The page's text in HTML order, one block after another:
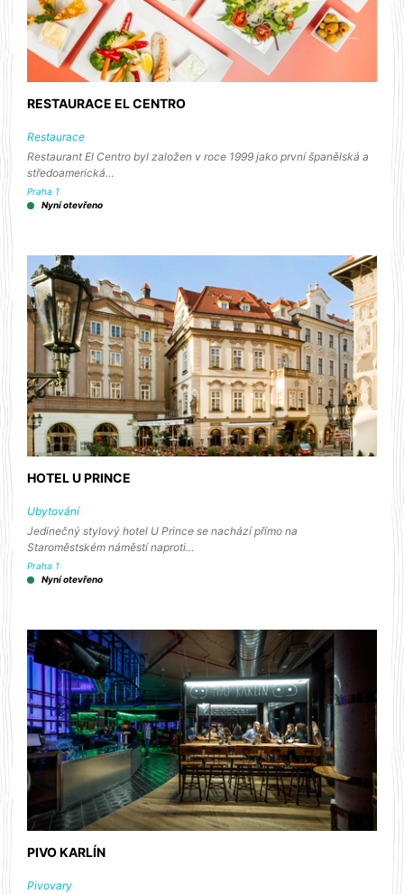
RESTAURACE EL CENTRO
Restaurace
Restaurant El Centro byl založen v roce 1999 jako první španělská a
středoamerická…
Praha 1
Nyní otevřeno
HOTEL U PRINCE
Ubytování
Jedinečný stylový hotel U Prince se nachází přímo na
Staroměstském náměstí naproti…
Praha 1
Nyní otevřeno
PIVO KARLÍN
Pivovary